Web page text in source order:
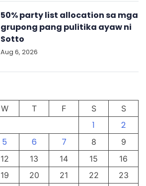
50% party list allocation sa mga
grupong pang pulitika ayaw ni
Sotto
Aug 6, 2026
W T F S S
1
2
5 6 7 8
9
12 13 14 15
16
19 20 21 22
23